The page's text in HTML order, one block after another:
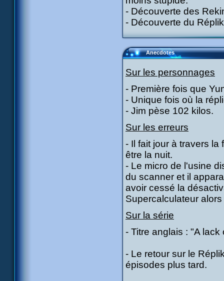
- Découverte des
- Découverte du
Anecdotes
Sur les personnages
- Première fois que
- Unique fois où la
- Jim pèse 102 kilos.
Sur les erreurs
- Il fait jour à travers
être la nuit.
- Le micro de l'usine
du scanner et il
avoir cessé la
Supercalculateur
Sur la série
- Titre anglais : "A lack
- Le retour sur le
épisodes plus tard.